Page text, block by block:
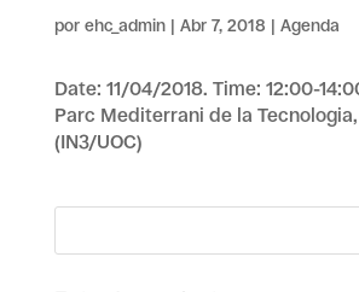
por ehc_admin| Abr 7, 2018 | Agenda
Date: 11/04/2018. Time: 12:00-
Parc Mediterrani de la
(IN3/UOC)